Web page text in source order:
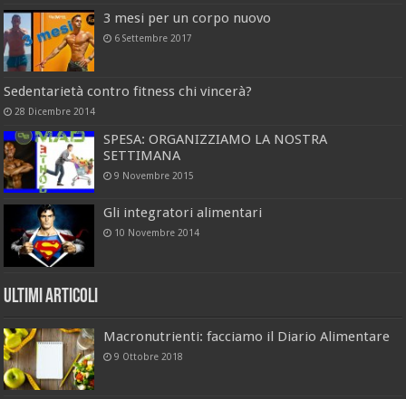
3 mesi per un corpo nuovo
6 Settembre 2017
Sedentarietà contro fitness chi vincerà?
28 Dicembre 2014
SPESA: ORGANIZZIAMO LA NOSTRA
SETTIMANA
9 Novembre 2015
Gli integratori alimentari
10 Novembre 2014
Ultimi Articoli
Macronutrienti: facciamo il Diario Alimentare
9 Ottobre 2018